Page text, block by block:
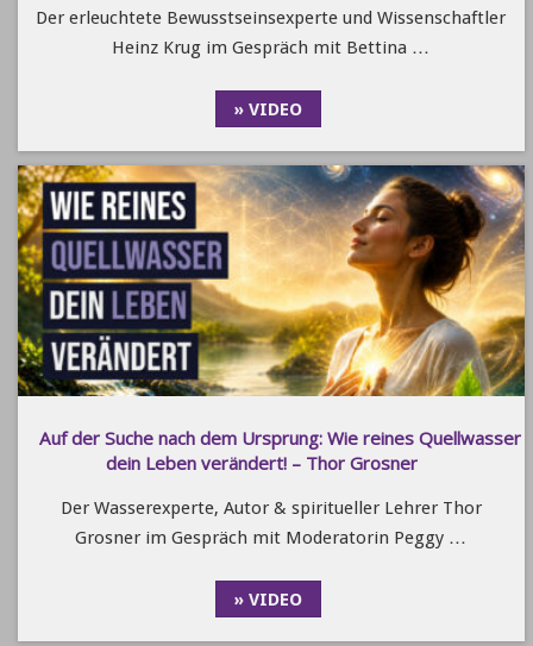
Der erleuchtete Bewusstseinsexperte und Wissenschaftler
Heinz Krug im Gespräch mit Bettina …
» VIDEO
Auf der Suche nach dem Ursprung: Wie reines Quellwasser
dein Leben verändert! – Thor Grosner
Der Wasserexperte, Autor & spiritueller Lehrer Thor
Grosner im Gespräch mit Moderatorin Peggy …
» VIDEO